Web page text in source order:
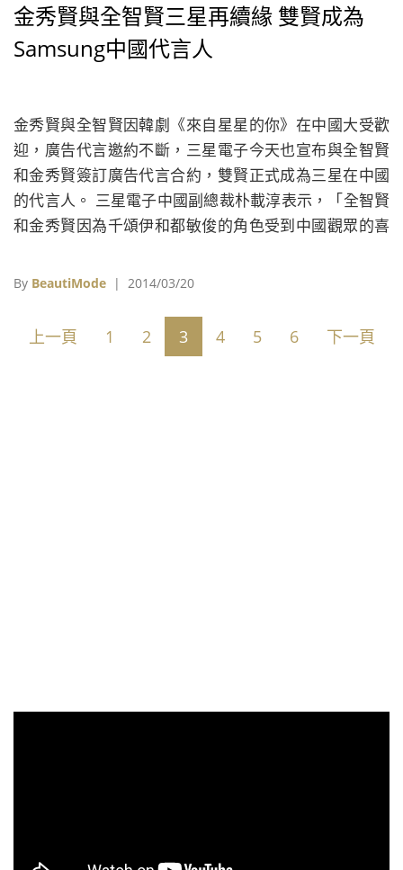
金秀賢與全智賢三星再續緣 雙賢成為
Samsung中國代言人
金秀賢與全智賢因韓劇《來自星星的你》在中國大受歡
迎，廣告代言邀約不斷，三星電子今天也宣布與全智賢
和金秀賢簽訂廣告代言合約，雙賢正式成為三星在中國
的代言人。 三星電子中國副總裁朴載淳表示，「全智賢
和金秀賢因為千頌伊和都敏俊的角色受到中國觀眾的喜
升品牌在中國年輕族群的形象，更親近消費者。」 《來
率，成為最受歡迎的韓劇，金秀賢與全智賢兩人將會代
言智慧型行動裝置Galaxy S5、超高清電視UHD TV、平
By BeautiMode | 2014/03/20
上一頁 1 2 3 4 5 6 下一頁